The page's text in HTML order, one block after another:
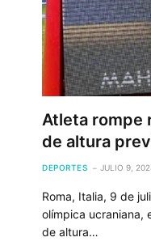
Atleta rompe
de altura
DEPORTES JULIO 9,
Roma, Italia, 9 de
olímpica ucraniana,
de altura…